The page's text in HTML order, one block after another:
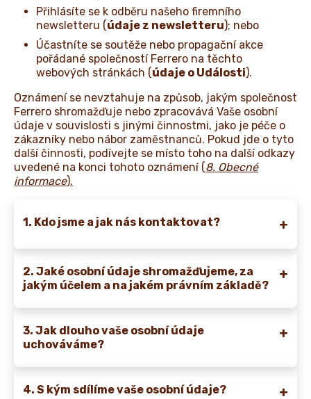
Přihlásíte se k odběru našeho firemního
newsletteru (údaje z newsletteru); nebo
Účastníte se soutěže nebo propagační akce
pořádané společností Ferrero na těchto
webových stránkách (údaje o Události).
Oznámení se nevztahuje na způsob, jakým společnost
Ferrero shromažďuje nebo zpracovává Vaše osobní
údaje v souvislosti s jinými činnostmi, jako je péče o
zákazníky nebo nábor zaměstnanců. Pokud jde o tyto
další činnosti, podívejte se místo toho na další odkazy
uvedené na konci tohoto oznámení (8. Obecné
informace).
1. Kdo jsme a jak nás kontaktovat?
2. Jaké osobní údaje shromažďujeme, za
jakým účelem a na jakém právním základě?
3. Jak dlouho vaše osobní údaje
uchováváme?
4. S kým sdílíme vaše osobní údaje?